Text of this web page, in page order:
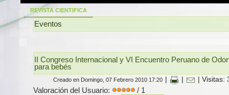
REVISTA CIENTIFICA
Eventos
II Congreso Internacional y VI Encuentro Peruano de
para bebés
Creado en Domingo, 07 Febrero 2010 17:20 | Visitas:
Valoración del Usuario: / 1